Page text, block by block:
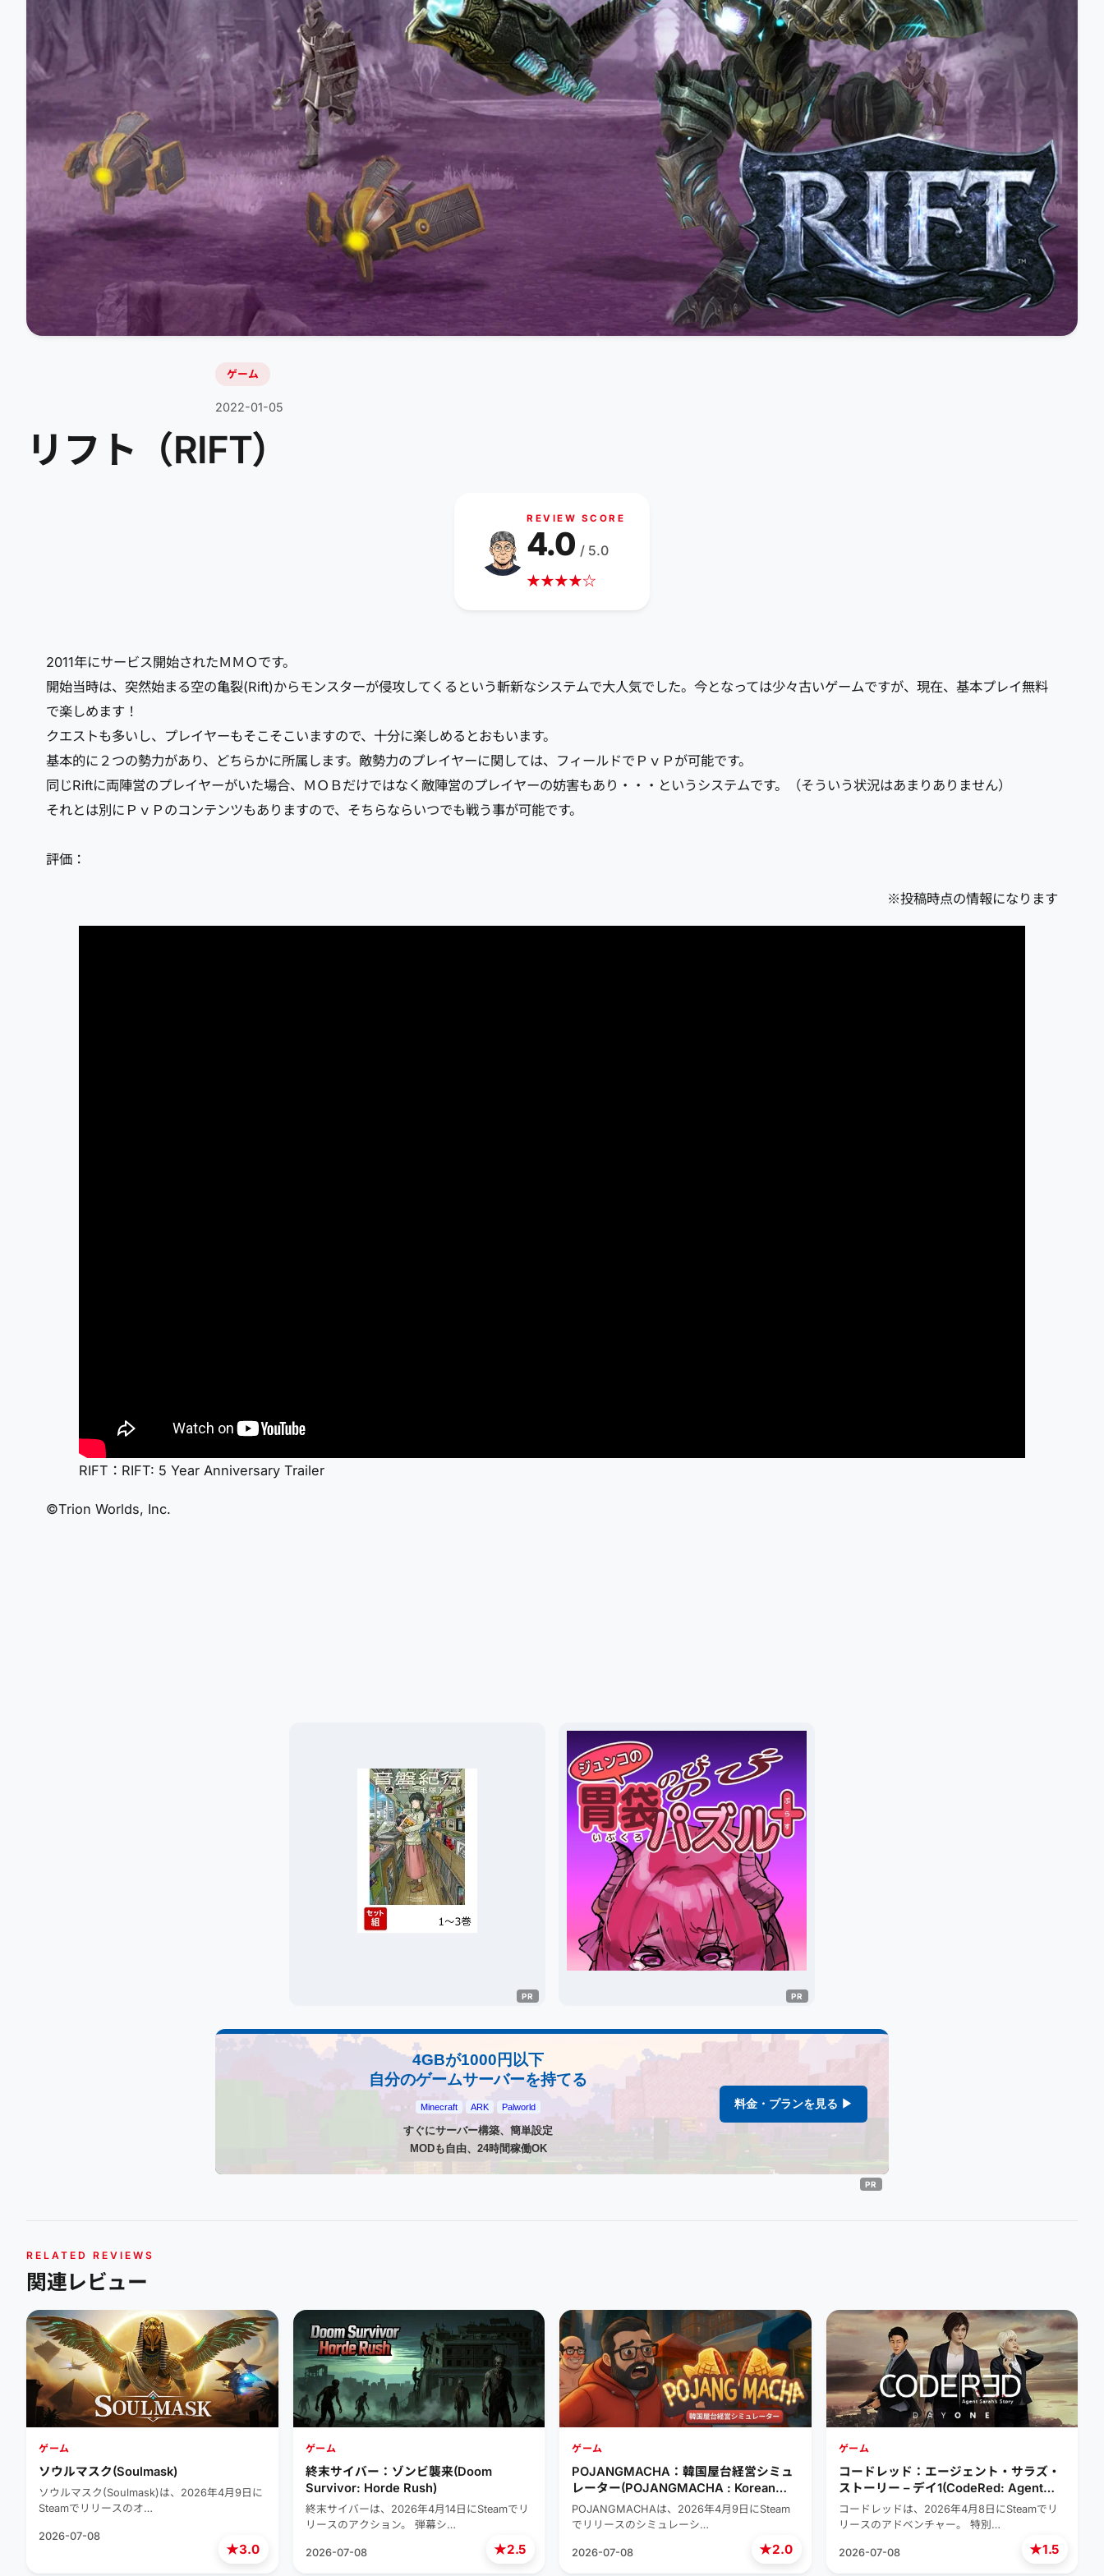
ゲーム
2022-01-05
リフト（RIFT）
REVIEW SCORE
★★★★☆
4.0 / 5.0
2011年にサービス開始されたＭＭＯです。
開始当時は、突然始まる空の亀裂(Rift)からモンスターが侵攻してくるという斬新なシステムで大人気でした。今となっては少々古いゲームですが、現在、基本プレイ無料
で楽しめます！
クエストも多いし、プレイヤーもそこそこいますので、十分に楽しめるとおもいます。
基本的に２つの勢力があり、どちらかに所属します。敵勢力のプレイヤーに関しては、フィールドでＰｖＰが可能です。
同じRiftに両陣営のプレイヤーがいた場合、ＭＯＢだけではなく敵陣営のプレイヤーの妨害もあり・・・というシステムです。（そういう状況はあまりありません）
それとは別にＰｖＰのコンテンツもありますので、そちらならいつでも戦う事が可能です。
評価：
※投稿時点の情報になります
RIFT：RIFT: 5 Year Anniversary Trailer
©Trion Worlds, Inc.
4GBが1000円以下
自分のゲームサーバーを持てる
Minecraft ARK Palworld
すぐにサーバー構築、簡単設定
MODも自由、24時間稼働OK
料金・プランを見る ▶
RELATED REVIEWS
関連レビュー
★3.0
ゲーム
ソウルマスク(Soulmask)
ソウルマスク(Soulmask)は、2026年4月9日に
Steamでリリースのオ…
2026-07-08
★2.5
ゲーム
終末サイバー：ゾンビ襲来(Doom
Survivor: Horde Rush)
終末サイバーは、2026年4月14日にSteamでリ
リースのアクション。 弾幕シ…
2026-07-08 ★2.0
ゲーム
POJANGMACHA：韓国屋台経営シミュ
レーター(POJANGMACHA : Korean
Street Food Management Simulator)
POJANGMACHAは、2026年4月9日にSteam
でリリースのシミュレーシ…
2026-07-08 ★1.5
ゲーム
コードレッド：エージェント・サラズ・
ストーリー – デイ1(CodeRed: Agent
Sarah’s Story – Day one)
コードレッドは、2026年4月8日にSteamでリ
リースのアドベンチャー。 特別…
2026-07-08